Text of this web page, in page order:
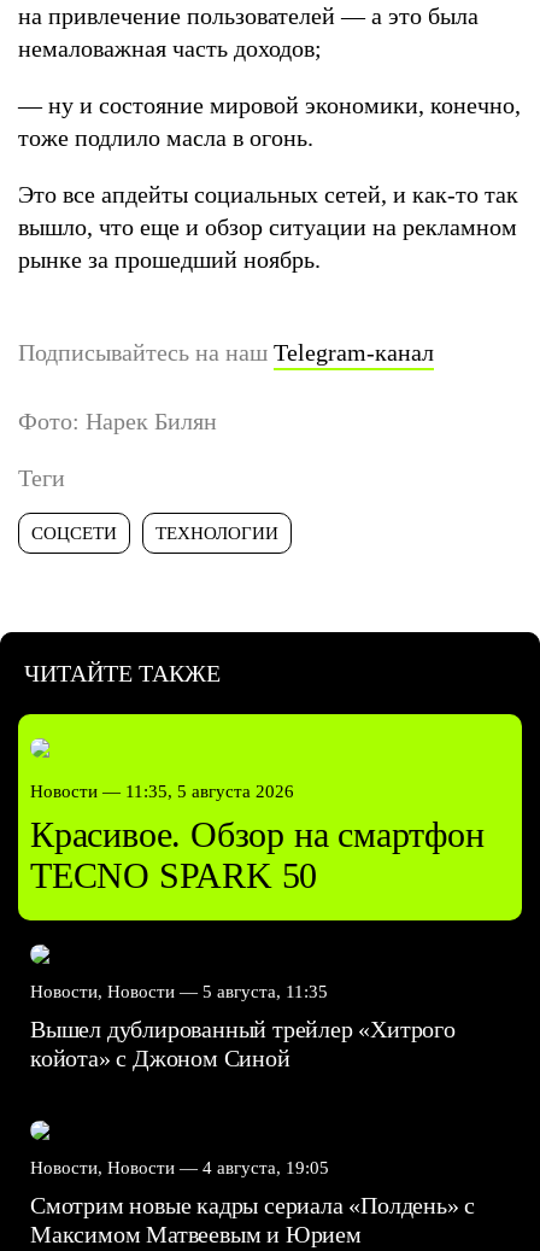
на привлечение пользователей — а это была
немаловажная часть доходов;
— ну и состояние мировой экономики, конечно,
тоже подлило масла в огонь.
Это все апдейты социальных сетей, и как-то так
вышло, что еще и обзор ситуации на рекламном
рынке за прошедший ноябрь.
Подписывайтесь на наш Telegram-канал
Фото: Нарек Билян
Теги
СОЦСЕТИ ТЕХНОЛОГИИ
ЧИТАЙТЕ ТАКЖЕ
Новости — 11:35, 5 августа 2026
Красивое. Обзор на смартфон
TECNO SPARK 50
Новости, Новости — 5 августа, 11:35
Вышел дублированный трейлер «Хитрого
койота» с Джоном Синой
Новости, Новости — 4 августа, 19:05
Смотрим новые кадры сериала «Полдень» с
Максимом Матвеевым и Юрием